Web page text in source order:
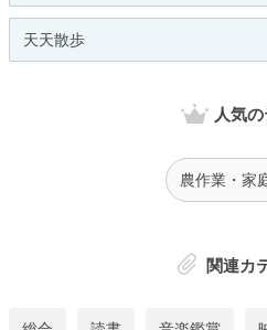
天天散歩
人気
農作業・家
関連カ